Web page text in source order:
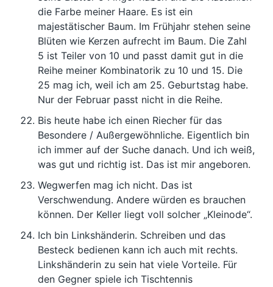
die Farbe meiner Haare. Es ist ein
majestätischer Baum. Im Frühjahr stehen seine
Blüten wie Kerzen aufrecht im Baum. Die Zahl
5 ist Teiler von 10 und passt damit gut in die
Reihe meiner Kombinatorik zu 10 und 15. Die
25 mag ich, weil ich am 25. Geburtstag habe.
Nur der Februar passt nicht in die Reihe.
Bis heute habe ich einen Riecher für das
Besondere / Außergewöhnliche. Eigentlich bin
ich immer auf der Suche danach. Und ich weiß,
was gut und richtig ist. Das ist mir angeboren.
Wegwerfen mag ich nicht. Das ist
Verschwendung. Andere würden es brauchen
können. Der Keller liegt voll solcher „Kleinode“.
Ich bin Linkshänderin. Schreiben und das
Besteck bedienen kann ich auch mit rechts.
Linkshänderin zu sein hat viele Vorteile. Für
den Gegner spiele ich Tischtennis